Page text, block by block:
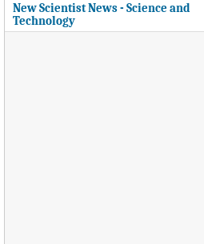
New Scientist News - Science and
Technology